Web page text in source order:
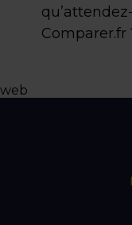
Comparer.fr
web